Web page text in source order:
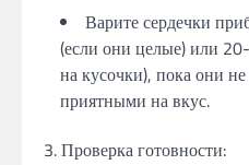
Варите сердечки
(если они целые) или
на кусочки), пока они
приятными на вкус.
3. Проверка готовности: